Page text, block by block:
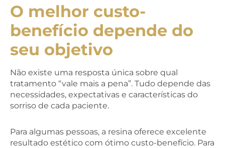
O melhor custo-
benefício depende do
seu objetivo
Não existe uma resposta única sobre qual
tratamento “vale mais a pena”. Tudo depende das
necessidades, expectativas e características do
sorriso de cada paciente.
Para algumas pessoas, a resina oferece excelente
resultado estético com ótimo custo-benefício. Para